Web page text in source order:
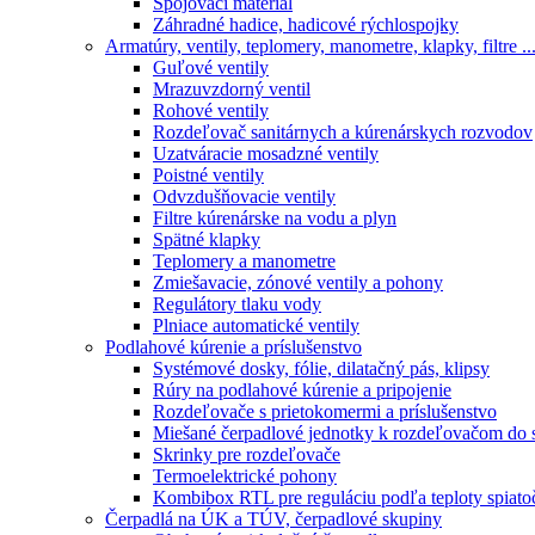
Záhradné hadice, hadicové rýchlospojky
Armatúry, ventily, teplomery, manometre, klapky, filtre ...
Guľové ventily
Mrazuvzdorný ventil
Rohové ventily
Rozdeľovač sanitárnych a kúrenárskych rozvodov
Uzatváracie mosadzné ventily
Poistné ventily
Odvzdušňovacie ventily
Filtre kúrenárske na vodu a plyn
Spätné klapky
Teplomery a manometre
Zmiešavacie, zónové ventily a pohony
Regulátory tlaku vody
Plniace automatické ventily
Podlahové kúrenie a príslušenstvo
Systémové dosky, fólie, dilatačný pás, klipsy
Rúry na podlahové kúrenie a pripojenie
Rozdeľovače s prietokomermi a príslušenstvo
Miešané čerpadlové jednotky k rozdeľovačom do
Skrinky pre rozdeľovače
Termoelektrické pohony
Kombibox RTL pre reguláciu podľa teploty
Čerpadlá na ÚK a TÚV, čerpadlové skupiny